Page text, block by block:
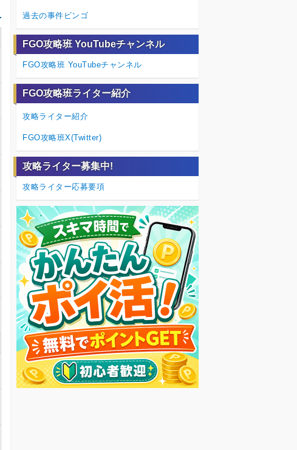
過去の事件ビンゴ
FGO攻略班 YouTubeチャンネル
FGO攻略班 YouTubeチャンネル
FGO攻略班ライター紹介
攻略ライター紹介
FGO攻略班X(Twitter)
攻略ライター募集中!
攻略ライター応募要項